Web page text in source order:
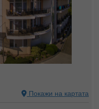
Покажи на картата